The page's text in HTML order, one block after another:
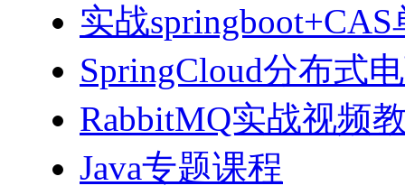
实战
SpringCloud分布式
RabbitMQ实战视频
Java专题课程